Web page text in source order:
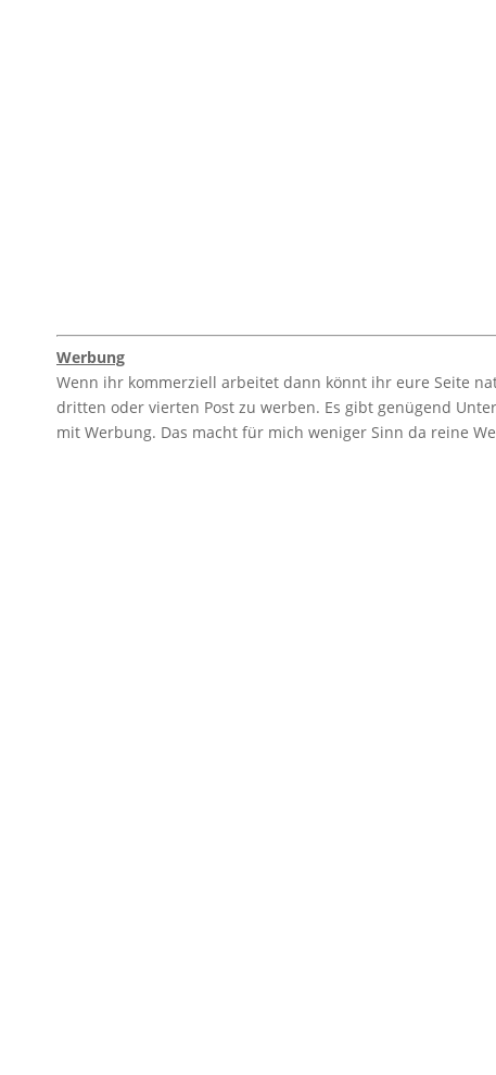
Werbung
Wenn ihr kommerziell arbeitet dann könnt ihr eure Seite
dritten oder vierten Post zu werben. Es gibt genügend
mit Werbung. Das macht für mich weniger Sinn da reine